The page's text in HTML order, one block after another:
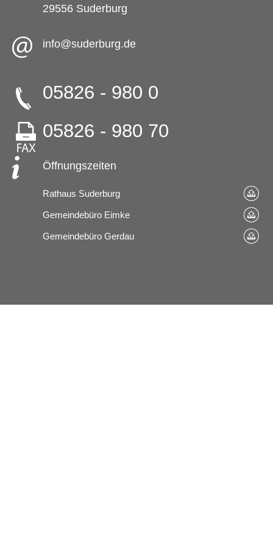
29556 Suderburg
info@suderburg.de
05826 - 980 0
05826 - 980 70
Öffnungszeiten
Rathaus Suderburg
Gemeindebüro Eimke
Gemeindebüro Gerdau